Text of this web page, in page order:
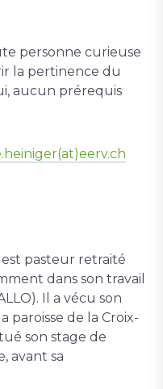
personne curieuse
la pertinence du
aucun prérequis
pasteur retraité
dans son travail
Il a vécu son
paroisse de la Croix-
son stage de
avant sa